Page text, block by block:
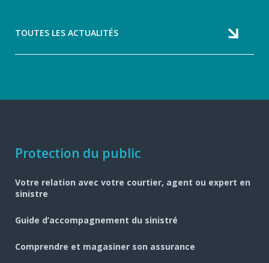
TOUTES LES ACTUALITÉS
Navigation
pied
de
page
Protection du public
Votre relation avec votre courtier, agent ou expert en
sinistre
Guide d’accompagnement du sinistré
Comprendre et magasiner son assurance